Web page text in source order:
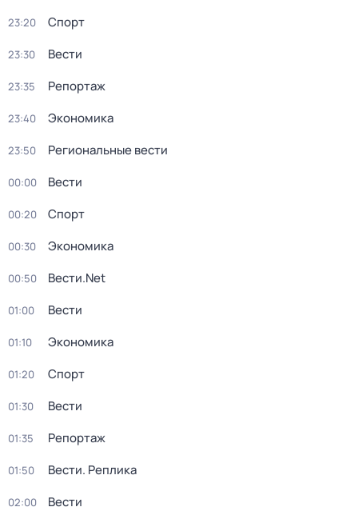
23:20 Спорт
23:30 Вести
23:35 Репортаж
23:40 Экономика
23:50 Региональные вести
00:00 Вести
00:20 Спорт
00:30 Экономика
00:50 Вести.Net
01:00 Вести
01:10 Экономика
01:20 Спорт
01:30 Вести
01:35 Репортаж
01:50 Вести. Реплика
02:00 Вести